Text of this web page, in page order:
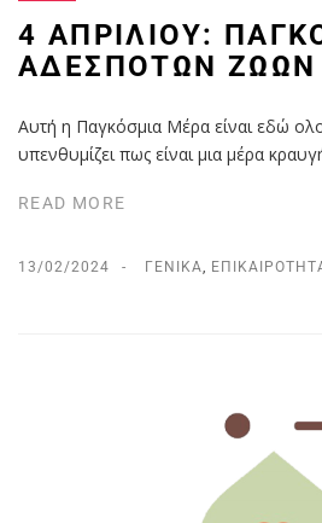
4 ΑΠΡΙΛΊΟΥ:
ΑΔΈΣΠΟΤΩΝ ΖΏΩΝ
Αυτή η Παγκόσμια Μέρα είναι εδώ
υπενθυμίζει πως είναι μια μέρα
READ MORE
13/02/2024 ΓΕΝΙΚΆ,